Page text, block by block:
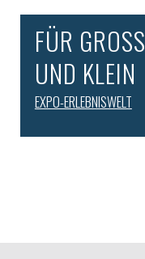
FÜR GROSS
UND KLEIN
EXPO-ERLEBNISWELT